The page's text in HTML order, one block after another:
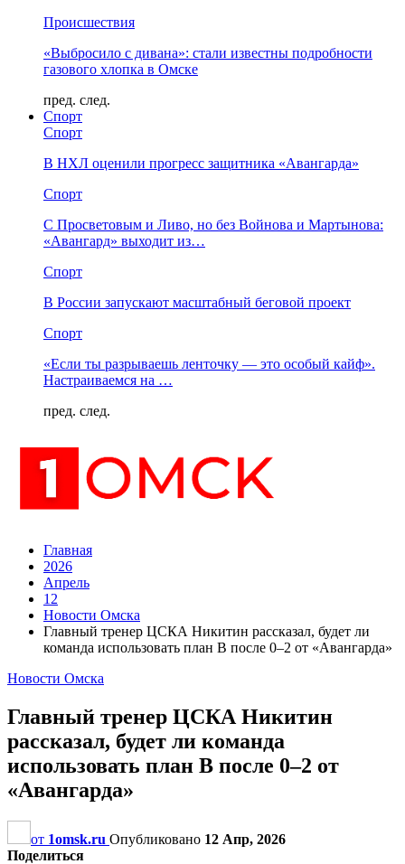
Происшествия
«Выбросило с дивана»: стали известны подробности
газового хлопка в Омске
пред. след.
Спорт
Спорт
В НХЛ оценили прогресс защитника «Авангарда»
Спорт
С Просветовым и Ливо, но без Войнова и Мартынова:
«Авангард» выходит из…
Спорт
В России запускают масштабный беговой проект
Спорт
«Если ты разрываешь ленточку — это особый кайф».
Настраиваемся на …
пред. след.
Главная
2026
Апрель
12
Новости Омска
Главный тренер ЦСКА Никитин рассказал, будет ли
команда использовать план B после 0–2 от «Авангарда»
Новости Омска
Главный тренер ЦСКА Никитин
рассказал, будет ли команда
использовать план B после 0–2 от
«Авангарда»
от 1omsk.ru Опубликовано 12 Апр, 2026
Поделиться